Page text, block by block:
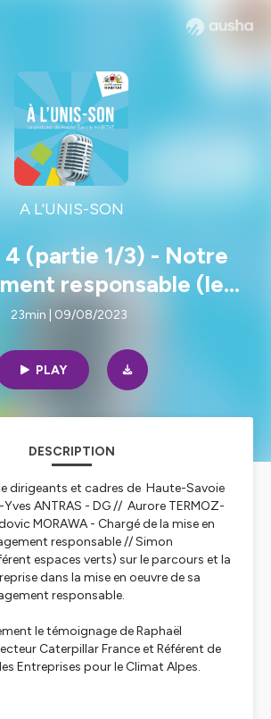
A L'UNIS-SON
4 (partie 1/3) - Notre
responsable (le
sens)
23min | 09/08/2023
PLAY
DESCRIPTION
dirigeants et cadres de Haute-Savoie
Yves ANTRAS - DG // Aurore TERMOZ-
MORAWA - Chargé de la mise en
responsable // Simon
espaces verts) sur le parcours et la
dans la mise en oeuvre de sa
responsable.
le témoignage de Raphaël
Caterpillar France et Référent de
Entreprises pour le Climat Alpes.